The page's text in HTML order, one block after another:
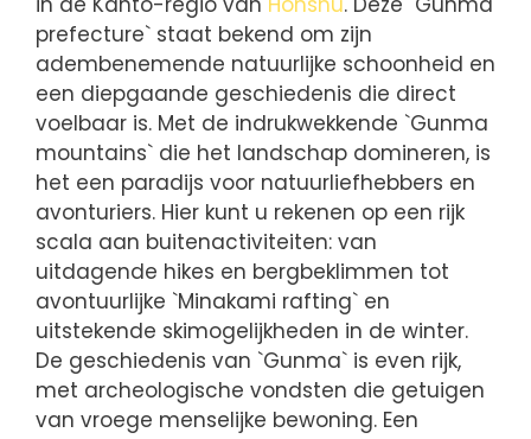
prefecture` staat bekend om zijn
adembenemende natuurlijke schoonheid en
een diepgaande geschiedenis die direct
voelbaar is. Met de indrukwekkende `Gunma
mountains` die het landschap domineren, is
het een paradijs voor natuurliefhebbers en
avonturiers. Hier kunt u rekenen op een rijk
scala aan buitenactiviteiten: van
uitdagende hikes en bergbeklimmen tot
avontuurlijke `Minakami rafting` en
uitstekende skimogelijkheden in de winter.
De geschiedenis van `Gunma` is even rijk,
met archeologische vondsten die getuigen
van vroege menselijke bewoning. Een